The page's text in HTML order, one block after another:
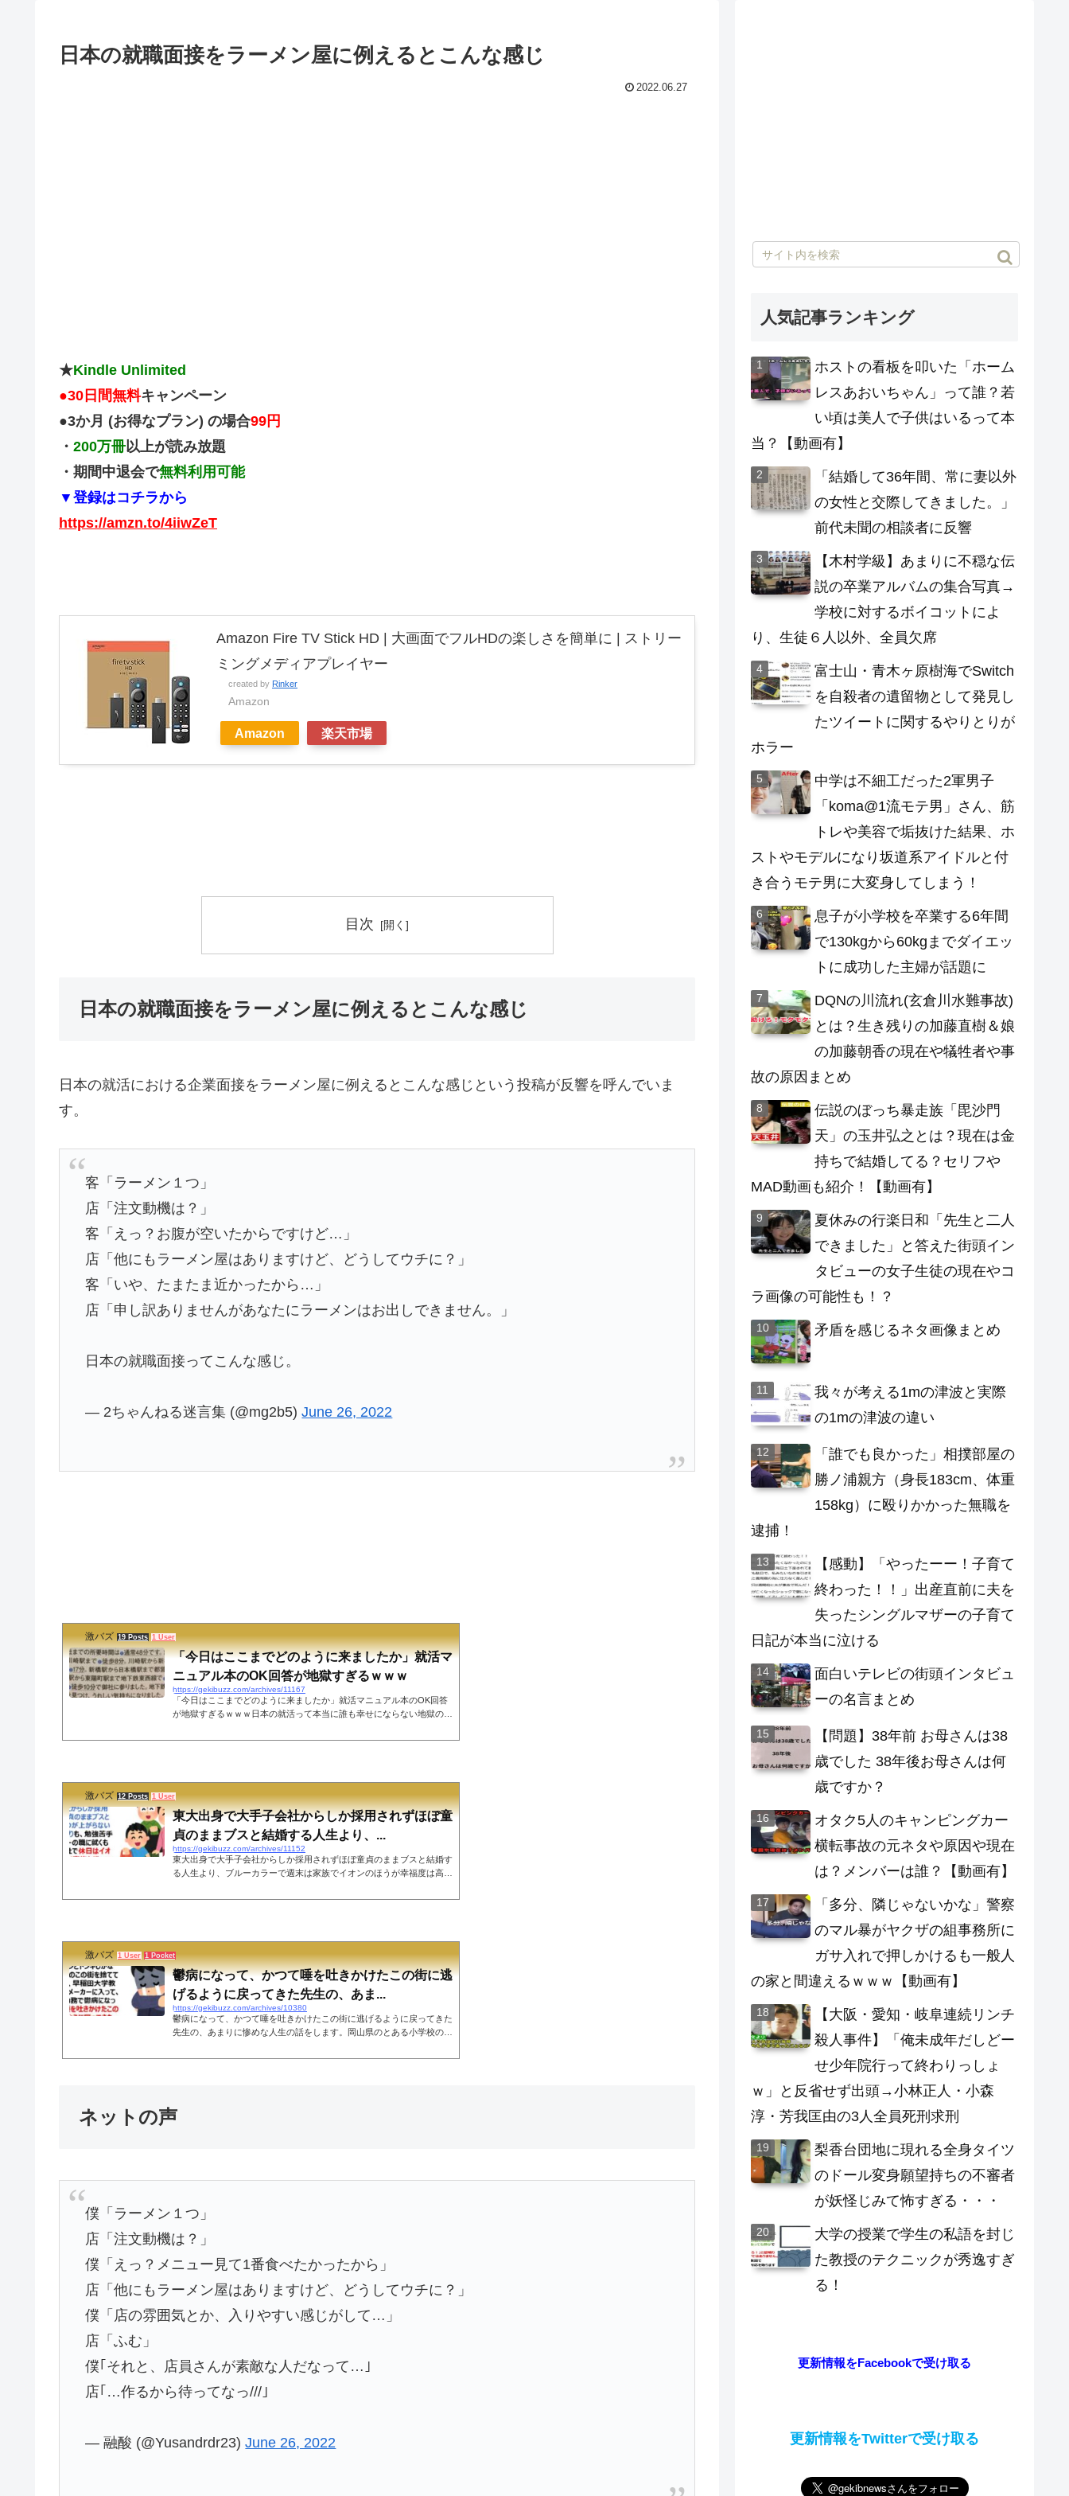
日本の就職面接をラーメン屋に例えるとこんな感じ
2022.06.27
★Kindle Unlimited
●30日間無料キャンペーン
●3か月 (お得なプラン) の場合99円
・ 200万冊以上が読み放題
・期間中退会で無料利用可能
▼登録はコチラから
https://amzn.to/4iiwZeT
Amazon Fire TV Stick HD | 大画面でフルHDの楽しさを簡単に | ストリー
ミングメディアプレイヤー
created by Rinker
Amazon
Amazon 楽天市場
目次
日本の就職面接をラーメン屋に例えるとこんな感じ
日本の就活における企業面接をラーメン屋に例えるとこんな感じという投稿が反響を呼んでいま
す。
客「ラーメン１つ」
店「注文動機は？」
客「えっ？お腹が空いたからですけど…」
店「他にもラーメン屋はありますけど、どうしてウチに？」
客「いや、たまたま近かったから…」
店「申し訳ありませんがあなたにラーメンはお出しできません。」
日本の就職面接ってこんな感じ。
— 2ちゃんねる迷言集 (@mg2b5)June 26, 2022
激バズ 19 Posts 1 User
「今日はここまでどのように来ましたか」就活マ
ニュアル本のOK回答が地獄すぎるｗｗｗ
https://gekibuzz.com/archives/11167
「今日はここまでどのように来ましたか」就活マニュアル本のOK回答
が地獄すぎるｗｗｗ日本の就活って本当に誰も幸せにならない地獄のシ
き方 (@kashima_hr) April 6, 2022●その他、こんな質問と回答も（笑ネ
足、右足、左足、右足、左足、右足、左足、右足、左足、右足、左足、
右足、左足、右足、左足、右足」— 🧠ྀིそうなん...
激バズ 12 Posts 1 User
東大出身で大手子会社からしか採用されずほぼ童
貞のままブスと結婚する人生より、...
https://gekibuzz.com/archives/11152
東大出身で大手子会社からしか採用されずほぼ童貞のままブスと結婚す
る人生より、ブルーカラーで週末は家族でイオンのほうが幸福度は高い
されないで、ほぼ童貞でブスと結婚してうだつのあがらない人生をおく
響を呼んでいます。血の滲むような努力をして東大に合格するもコミュ
障ゆえに大手子会社からしか採用されずほぼ童貞のままブ...
激バズ 1 User 1 Pocket
鬱病になって、かつて唾を吐きかけたこの街に逃
げるように戻ってきた先生の、あま...
https://gekibuzz.com/archives/10380
鬱病になって、かつて唾を吐きかけたこの街に逃げるように戻ってきた
先生の、あまりに惨めな人生の話をします。岡山県のとある小学校の生
業したにもかかわらず僻地勤務で鬱病になって、かつて唾を吐きかけた
て東京に出て、早稲田大学教育学部からメーカーに入っ...
ネットの声
僕「ラーメン１つ」
店「注文動機は？」
僕「えっ？メニュー見て1番食べたかったから」
店「他にもラーメン屋はありますけど、どうしてウチに？」
僕「店の雰囲気とか、入りやすい感じがして…」
店「ふむ」
僕｢それと、店員さんが素敵な人だなって…｣
店｢…作るから待ってなっ///｣
— 融酸 (@Yusandrdr23)June 26, 2022
人気記事ランキング
ホストの看板を叩いた「ホーム
レスあおいちゃん」って誰？若
い頃は美人で子供はいるって本
当？【動画有】
「結婚して36年間、常に妻以外
の女性と交際してきました。」
前代未聞の相談者に反響
【木村学級】あまりに不穏な伝
説の卒業アルバムの集合写真→
学校に対するボイコットによ
り、生徒６人以外、全員欠席
富士山・青木ヶ原樹海でSwitch
を自殺者の遺留物として発見し
たツイートに関するやりとりが
ホラー
中学は不細工だった2軍男子
「koma@1流モテ男」さん、筋
トレや美容で垢抜けた結果、ホ
ストやモデルになり坂道系アイドルと付
き合うモテ男に大変身してしまう！
息子が小学校を卒業する6年間
で130kgから60kgまでダイエッ
トに成功した主婦が話題に
DQNの川流れ(玄倉川水難事故)
とは？生き残りの加藤直樹＆娘
の加藤朝香の現在や犠牲者や事
故の原因まとめ
伝説のぼっち暴走族「毘沙門
天」の玉井弘之とは？現在は金
持ちで結婚してる？セリフや
MAD動画も紹介！【動画有】
夏休みの行楽日和「先生と二人
できました」と答えた街頭イン
タビューの女子生徒の現在やコ
ラ画像の可能性も！？
矛盾を感じるネタ画像まとめ
我々が考える1mの津波と実際
の1mの津波の違い
「誰でも良かった」相撲部屋の
勝ノ浦親方（身長183cm、体重
158kg）に殴りかかった無職を
逮捕！
【感動】「やったーー！子育て
終わった！！」出産直前に夫を
失ったシングルマザーの子育て
日記が本当に泣ける
面白いテレビの街頭インタビュ
ーの名言まとめ
【問題】38年前 お母さんは38
歳でした 38年後お母さんは何
歳ですか？
オタク5人のキャンピングカー
横転事故の元ネタや原因や現在
は？メンバーは誰？【動画有】
「多分、隣じゃないかな」警察
のマル暴がヤクザの組事務所に
ガサ入れで押しかけるも一般人
の家と間違えるｗｗｗ【動画有】
【大阪・愛知・岐阜連続リンチ
殺人事件】「俺未成年だしどー
せ少年院行って終わりっしょ
ｗ」と反省せず出頭→小林正人・小森
淳・芳我匡由の3人全員死刑求刑
梨香台団地に現れる全身タイツ
のドール変身願望持ちの不審者
が妖怪じみて怖すぎる・・・
大学の授業で学生の私語を封じ
た教授のテクニックが秀逸すぎ
る！
更新情報をFacebookで受け取る
更新情報をTwitterで受け取る